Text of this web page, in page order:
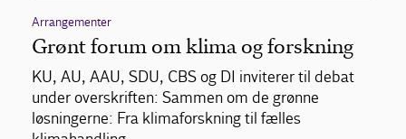
Arrangementer
Grønt forum om klima og forskning
KU, AU, AAU, SDU, CBS og DI inviterer til debat
under overskriften: Sammen om de grønne
løsningerne: Fra klimaforskning til fælles